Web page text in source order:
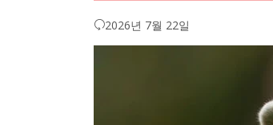
2026년 7월 22일